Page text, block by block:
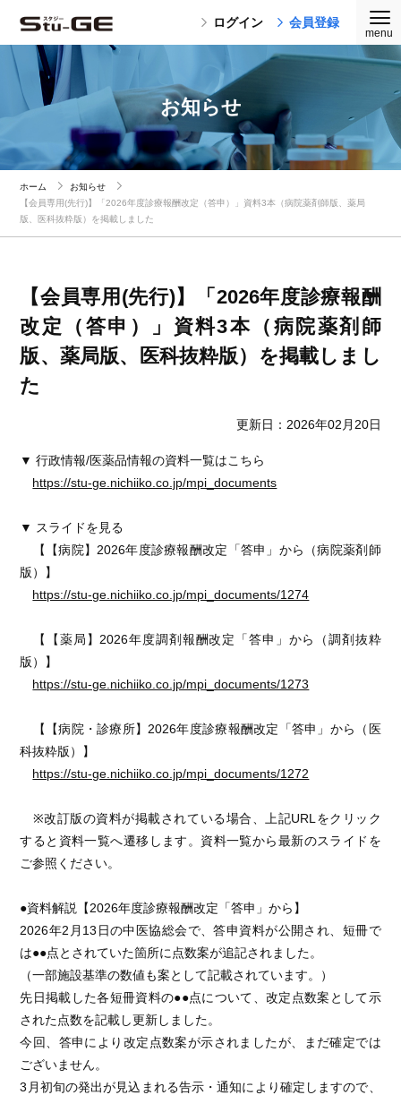
ログイン 会員登録
お知らせ
ホーム
お知らせ
【会員専用(先行)】「2026年度診療報酬改定（答申）」資料3本（病院薬剤師版、薬局
版、医科抜粋版）を掲載しました
【会員専用(先行)】「2026年度診療報酬
改定（答申）」資料3本（病院薬剤師
版、薬局版、医科抜粋版）を掲載しまし
た
更新日：2026年02月20日
▼ 行政情報/医薬品情報の資料一覧はこちら
https://stu-ge.nichiiko.co.jp/mpi_documents
▼ スライドを見る
【【病院】2026年度診療報酬改定「答申」から（病院薬剤師
版）】
https://stu-ge.nichiiko.co.jp/mpi_documents/1274
【【薬局】2026年度調剤報酬改定「答申」から（調剤抜粋
版）】
https://stu-ge.nichiiko.co.jp/mpi_documents/1273
【【病院・診療所】2026年度診療報酬改定「答申」から（医
科抜粋版）】
https://stu-ge.nichiiko.co.jp/mpi_documents/1272
※改訂版の資料が掲載されている場合、上記URLをクリック
すると資料一覧へ遷移します。資料一覧から最新のスライドを
ご参照ください。
●資料解説【2026年度診療報酬改定「答申」から】
2026年2月13日の中医協総会で、答申資料が公開され、短冊で
は●●点とされていた箇所に点数案が追記されました。
（一部施設基準の数値も案として記載されています。）
先日掲載した各短冊資料の●●点について、改定点数案として示
された点数を記載し更新しました。
今回、答申により改定点数案が示されましたが、まだ確定では
ございません。
3月初旬の発出が見込まれる告示・通知により確定しますので、